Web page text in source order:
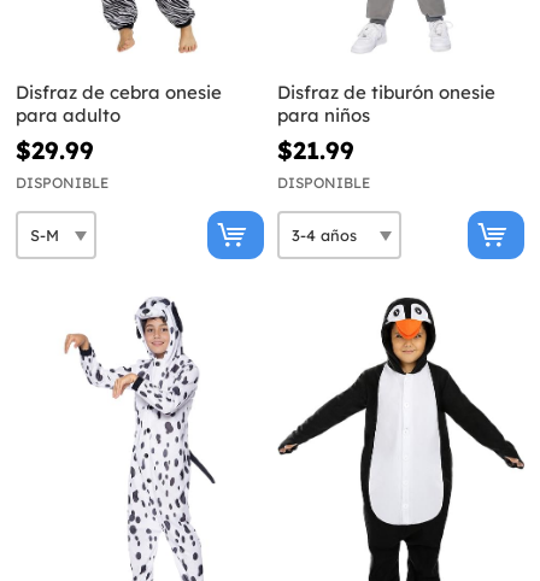
Disfraz de cebra onesie
para adulto
$29.99
DISPONIBLE
Disfraz de tiburón onesie
para niños
$21.99
DISPONIBLE